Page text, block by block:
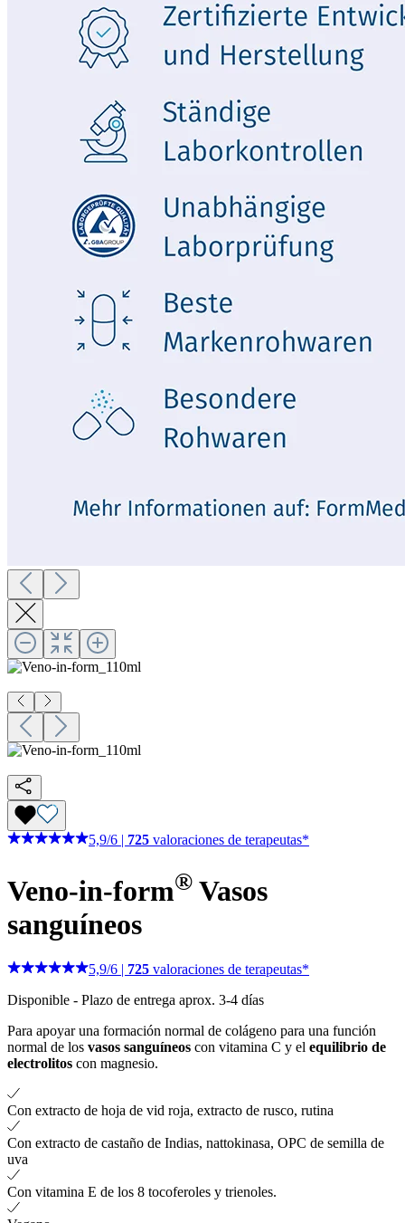
5,9/6 725 valoraciones de terapeutas*
Veno-in-form® Vasos
sanguíneos
5,9/6 | 725 valoraciones de terapeutas*
Disponible - Plazo de entrega aprox. 3-4 días
Para apoyar una formación normal de colágeno para una función
normal de los vasos sanguíneos con vitamina C y el equilibrio de
electrolitos con magnesio.
Con extracto de hoja de vid roja, extracto de rusco, rutina
Con extracto de castaño de Indias, nattokinasa, OPC de semilla de
uva
Con vitamina E de los 8 tocoferoles y trienoles.